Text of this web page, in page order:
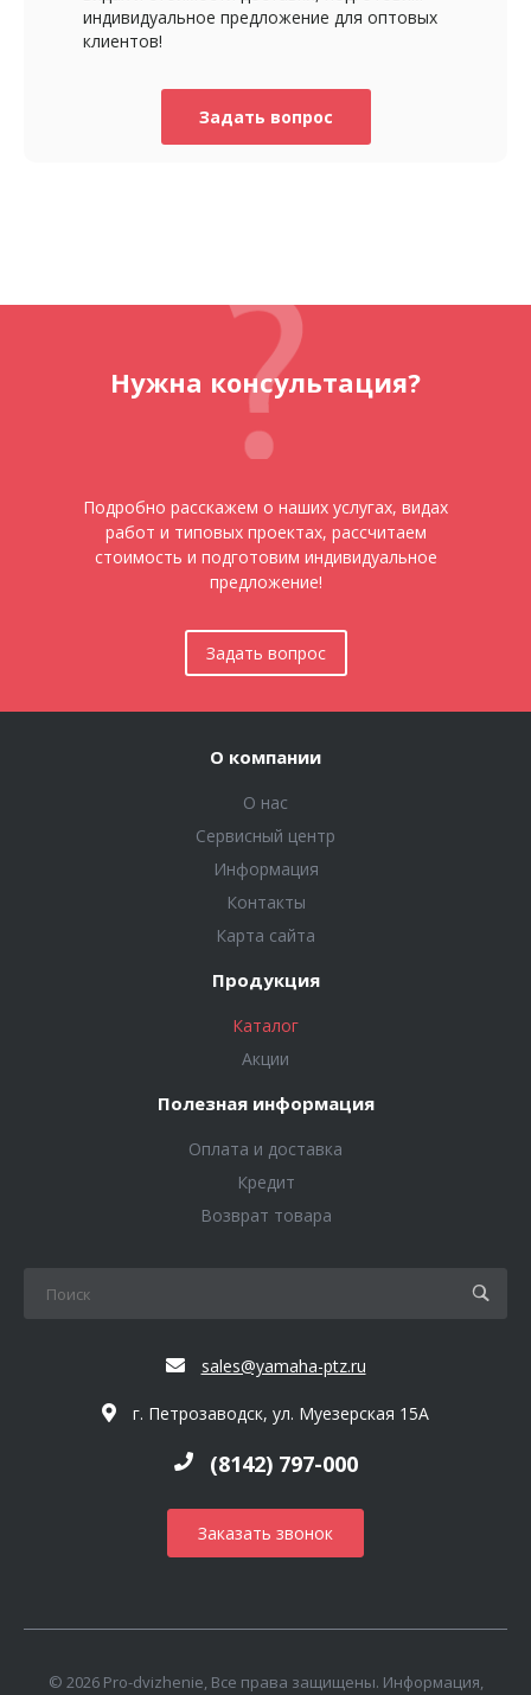
индивидуальное предложение для оптовых
клиентов!
Задать вопрос
Нужна консультация?
Подробно расскажем о наших услугах, видах
работ и типовых проектах, рассчитаем
стоимость и подготовим индивидуальное
предложение!
Задать вопрос
О компании
О нас
Сервисный центр
Информация
Контакты
Карта сайта
Продукция
Каталог
Акции
Полезная информация
Оплата и доставка
Кредит
Возврат товара
sales@yamaha-ptz.ru
г. Петрозаводск, ул. Муезерская 15А
(8142) 797-000
Заказать звонок
© 2026 Pro-dvizhenie, Все права защищены. Информация,